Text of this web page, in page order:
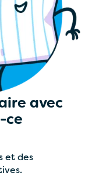
avec
ce
et des